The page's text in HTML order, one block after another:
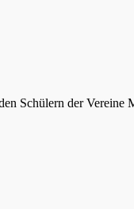
Schülern der